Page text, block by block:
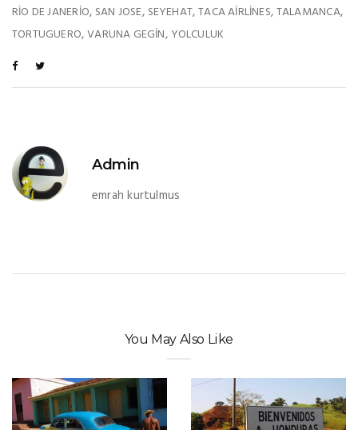
RIO DE JANERIO, SAN JOSE, SEYEHAT,TACA AIRLINES,TALAMANCA,
TORTUGUERO,VARUNA GEGIN, YOLCULUK
Admin
emrah kurtulmus
You May Also Like